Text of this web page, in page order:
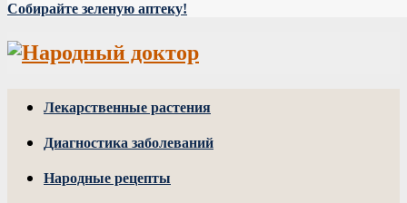
Собирайте зеленую аптеку!
Лекарственные растения
Диагностика заболеваний
Народные рецепты